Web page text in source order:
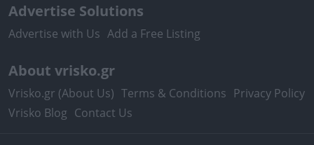
Advertise Solutions
Advertise with Us Add a Free Listing
About vrisko.gr
Vrisko.gr (About Us) Terms & Conditions Privacy Policy
Vrisko Blog Contact Us